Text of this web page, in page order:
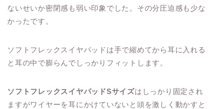
ないせいか密閉感も弱い印象でした。その分圧迫感も少な
かったです。
ソフトフレックスイヤパッドは手で縮めてから耳に入れる
と耳の中で膨らんでしっかりフィットします。
ソフトフレックスイヤパッドSサイズはしっかり固定され
ますがワイヤーを耳にかけていないと頭を激しく動かすと